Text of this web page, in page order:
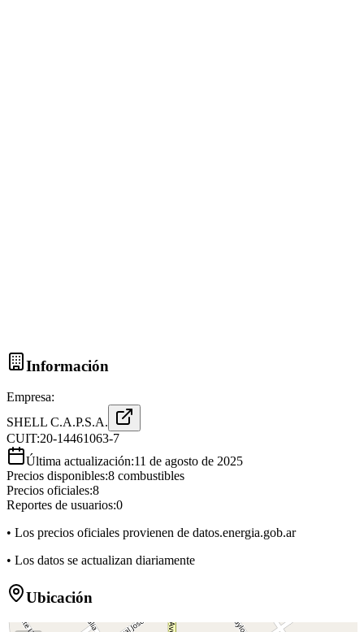
Información
Empresa:
SHELL C.A.P.S.A.
CUIT:20-14461063-7
Última actualización:11 de agosto de 2025
Precios disponibles:8 combustibles
Precios oficiales:8
Reportes de usuarios:0
• Los precios oficiales provienen de datos.energia.gob.ar
• Los datos se actualizan diariamente
Ubicación